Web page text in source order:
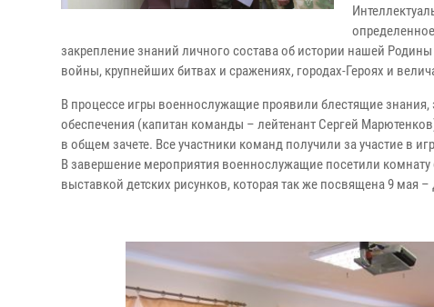
закрепление знаний личного состава об истории нашей
войны, крупнейших битвах и сражениях, городах-Героях и
В процессе игры военнослужащие проявили блестящие
обеспечения (капитан команды – лейтенант Сергей
в общем зачете. Все участники команд получили за участие в
В завершение мероприятия военнослужащие посетили
выставкой детских рисунков, которая так же посвящена 9 мая